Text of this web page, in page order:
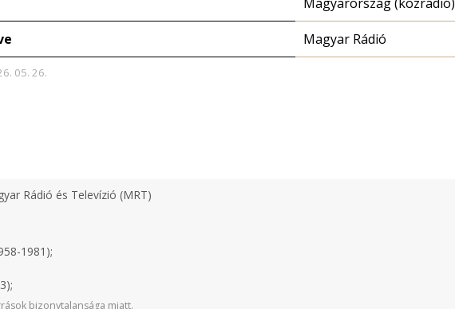
Magyar Rádió
05. 26.
Rádió és Televízió (MRT)
1981);
bizonytalansága miatt.